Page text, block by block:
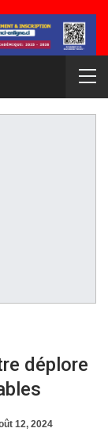
déplore
12, 2024